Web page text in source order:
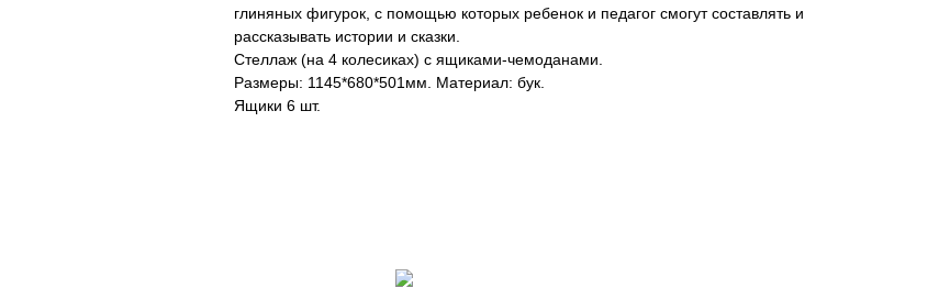
глиняных фигурок, с помощью которых ребенок и педагог смогут составлять и
рассказывать истории и сказки.
Стеллаж (на 4 колесиках) с ящиками-чемоданами.
Размеры: 1145*680*501мм. Материал: бук.
Ящики 6 шт.